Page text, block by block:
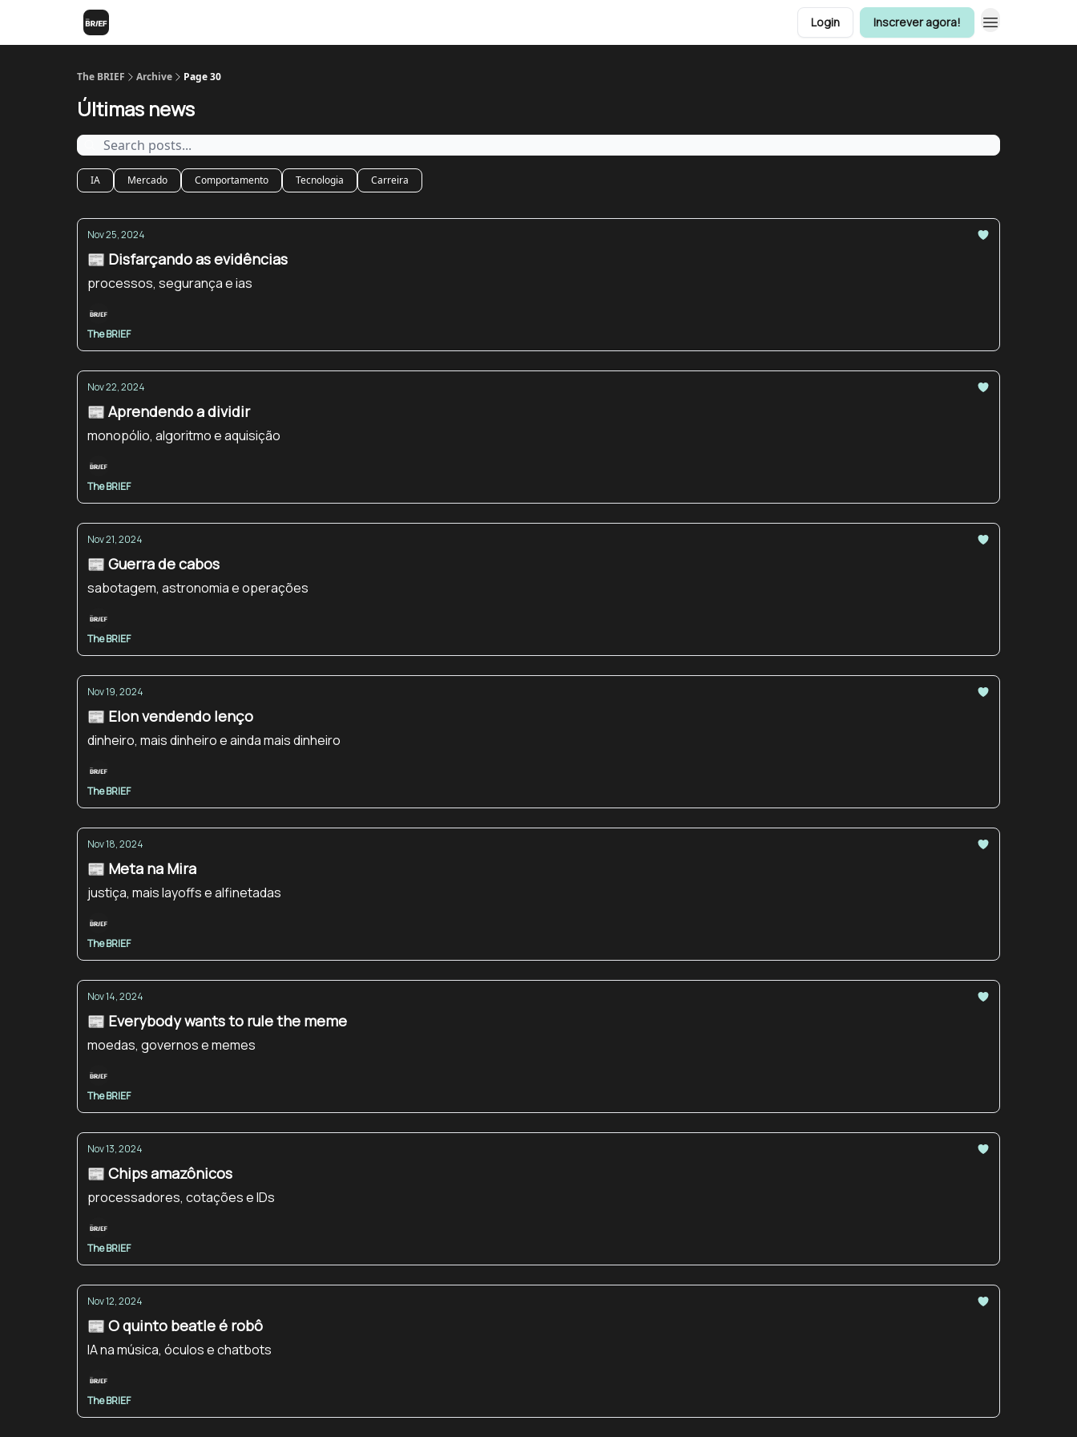
Login Inscrever agora!
The BRIEF Archive Page 30
Últimas news
IA Mercado Comportamento Tecnologia Carreira
Nov 25, 2024
📰 Disfarçando as evidências
processos, segurança e ias
The BRIEF
Nov 22, 2024
📰 Aprendendo a dividir
monopólio, algoritmo e aquisição
The BRIEF
Nov 21, 2024
📰 Guerra de cabos
sabotagem, astronomia e operações
The BRIEF
Nov 19, 2024
📰 Elon vendendo lenço
dinheiro, mais dinheiro e ainda mais dinheiro
The BRIEF
Nov 18, 2024
📰 Meta na Mira
justiça, mais layoffs e alfinetadas
The BRIEF
Nov 14, 2024
📰 Everybody wants to rule the meme
moedas, governos e memes
The BRIEF
Nov 13, 2024
📰 Chips amazônicos
processadores, cotações e IDs
The BRIEF
Nov 12, 2024
📰 O quinto beatle é robô
IA na música, óculos e chatbots
The BRIEF